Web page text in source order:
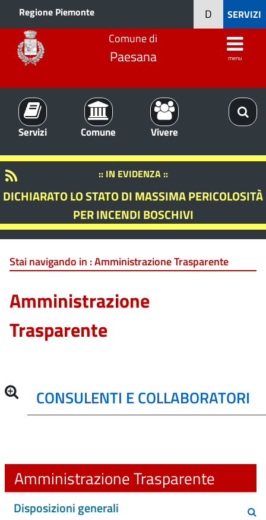
Regione Piemonte SERVIZI
D
Comune di
Paesana menu
Servizi Comune Vivere
:: IN EVIDENZA ::
DICHIARATO LO STATO DI MASSIMA PERICOLOSITÀ
PER INCENDI BOSCHIVI
Stai navigando in :Amministrazione Trasparente
Amministrazione
Trasparente
CONSULENTI E COLLABORATORI
Amministrazione Trasparente
Disposizioni generali